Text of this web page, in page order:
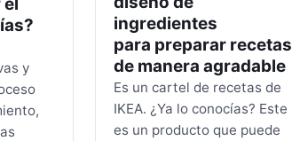
y
ingredientes
para preparar recetas
de manera agradable
Es un cartel de recetas de
IKEA. ¿Ya lo conocías? Este
es un producto que puede